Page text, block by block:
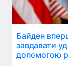
Байден
завдавати
допомогою